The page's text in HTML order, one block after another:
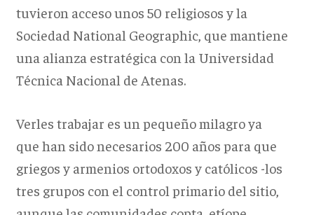
tuvieron acceso unos 50 religiosos y la
Sociedad National Geographic, que mantiene
una alianza estratégica con la Universidad
Técnica Nacional de Atenas.
Verles trabajar es un pequeño milagro ya
que han sido necesarios 200 años para que
griegos y armenios ortodoxos y católicos -los
tres grupos con el control primario del sitio,